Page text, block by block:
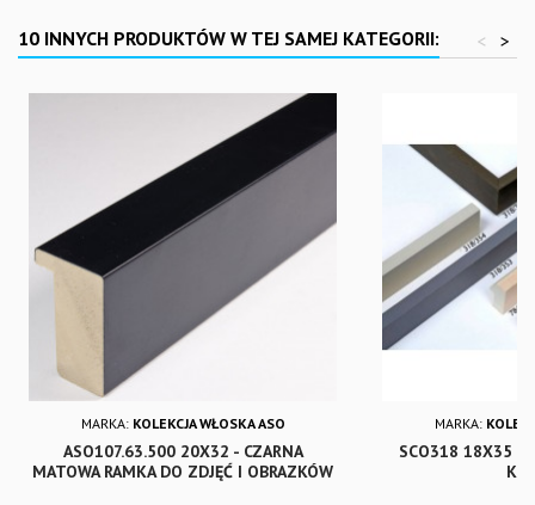
10 INNYCH PRODUKTÓW W TEJ SAMEJ KATEGORII: >
<
MARKA: KOLEKCJA WŁOSKA ASO
ASO107.63.500 20X32 - CZARNA
MATOWA RAMKA DO ZDJĘĆ I OBRAZKÓW
MARKA:
SCO318 18X35 -